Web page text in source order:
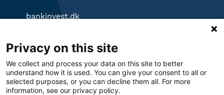
bankinvest.dk
Ansvarsfraskrivelse
Privatlivspolitik
Cookies
Privacy on this site
We collect and process your data on this site to better
understand how it is used. You can give your consent to all or
selected purposes, or you can decline them all. For more
information, see our privacy policy.